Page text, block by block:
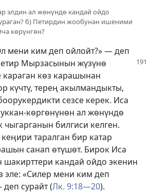
элдин ал жөнүндө кандай ойдо
б) Петирдин жообунан ишеними
көрүнгөн?
мени ким деп ойлойт?» — деп
Мырзасынын жүзүнө
караган көз карашынан
күчтү, терең акылмандыкты,
сезсе керек. Иса
көргөнүнөн ал жөнүндө
билгиси келген.
таралган бир катар
санап өтүшөт. Бирок Иса
шакирттери кандай ойдо экенин
эле: «Силер мени ким деп
сурайт (Лк. 9:18—20).